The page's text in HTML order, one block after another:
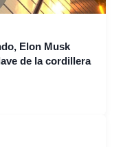
Elon Musk
de la cordillera